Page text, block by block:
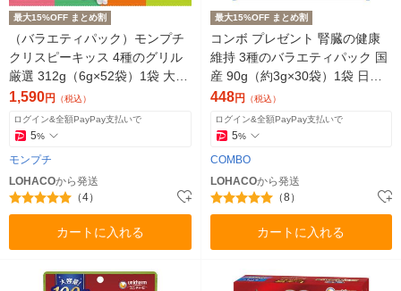
最大15%OFF まとめ割
（バラエティパック）モンプチ
クリスピーキッス 4種のグリル
厳選 312g（6g×52袋）1袋 大容
量 ネスレ日本 猫用 おやつ
1,590円 （税込）
ログイン&全額PayPay支払いで
5%
モンプチ
LOHACOから発送
（4）
カートに入れる
最大15%OFF まとめ割
コンボ プレゼント 腎臓の健康
維持 3種のバラエティパック 国
産 90g（約3g×30袋）1袋 日本
ペットフード 猫用 おやつ
448円 （税込）
ログイン&全額PayPay支払いで
5%
COMBO
LOHACOから発送
（8）
カートに入れる